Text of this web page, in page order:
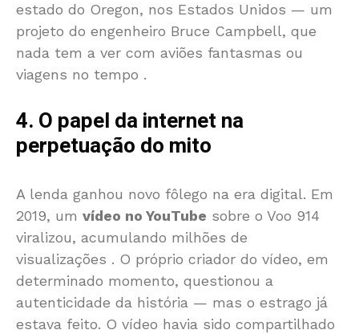
estado do Oregon, nos Estados Unidos — um
projeto do engenheiro Bruce Campbell, que
nada tem a ver com aviões fantasmas ou
viagens no tempo .
4. O papel da internet na
perpetuação do mito
A lenda ganhou novo fôlego na era digital. Em
2019, um vídeo no YouTube sobre o Voo 914
viralizou, acumulando milhões de
visualizações . O próprio criador do vídeo, em
determinado momento, questionou a
autenticidade da história — mas o estrago já
estava feito. O vídeo havia sido compartilhado